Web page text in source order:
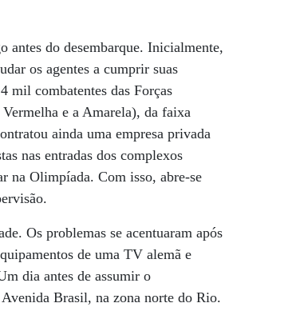
do desembarque. Inicialmente,
os agentes a cumprir suas
mil combatentes das Forças
e a Amarela), da faixa
ainda uma empresa privada
nas entradas dos complexos
na Olimpíada. Com isso, abre-se
Os problemas se acentuaram após
de uma TV alemã e
dia antes de assumir o
Brasil, na zona norte do Rio.